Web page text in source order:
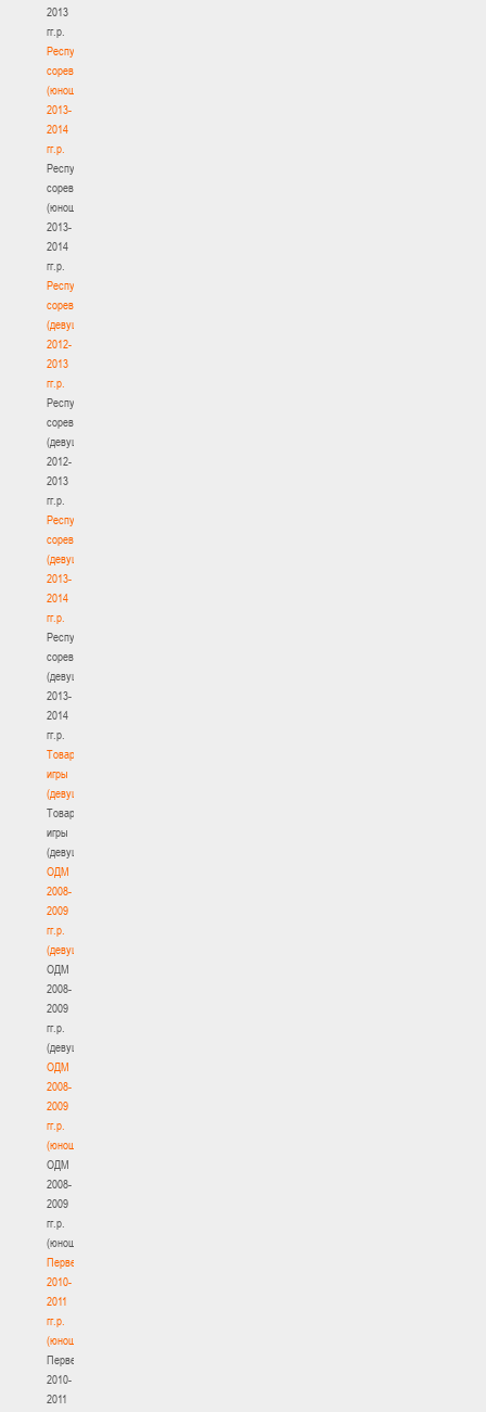
2013
гг.р.
Республиканские
соревнования
(юноши)
2013-
2014
гг.р.
Республиканские
соревнования
(юноши)
2013-
2014
гг.р.
Республиканские
соревнования
(девушки)
2012-
2013
гг.р.
Республиканские
соревнования
(девушки)
2012-
2013
гг.р.
Республиканские
соревнования
(девушки)
2013-
2014
гг.р.
Республиканские
соревнования
(девушки)
2013-
2014
гг.р.
Товарищеские
игры
(девушки)
Товарищеские
игры
(девушки)
ОДМ
2008-
2009
гг.р.
(девушки)
ОДМ
2008-
2009
гг.р.
(девушки)
ОДМ
2008-
2009
гг.р.
(юноши)
ОДМ
2008-
2009
гг.р.
(юноши)
Первенство
2010-
2011
гг.р.
(юноши)
Первенство
2010-
2011